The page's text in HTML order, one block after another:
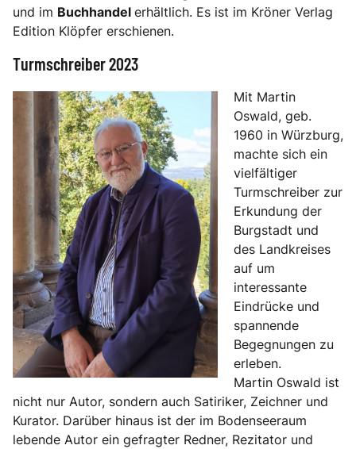
und im Buchhandel erhältlich. Es ist im Kröner Verlag
Edition Klöpfer erschienen.
Turmschreiber 2023
Mit Martin
Oswald, geb.
1960 in Würzburg,
machte sich ein
vielfältiger
Turmschreiber zur
Erkundung der
Burgstadt und
des Landkreises
auf um
interessante
Eindrücke und
spannende
Begegnungen zu
erleben.
Martin Oswald ist
nicht nur Autor, sondern auch Satiriker, Zeichner und
Kurator. Darüber hinaus ist der im Bodenseeraum
lebende Autor ein gefragter Redner, Rezitator und